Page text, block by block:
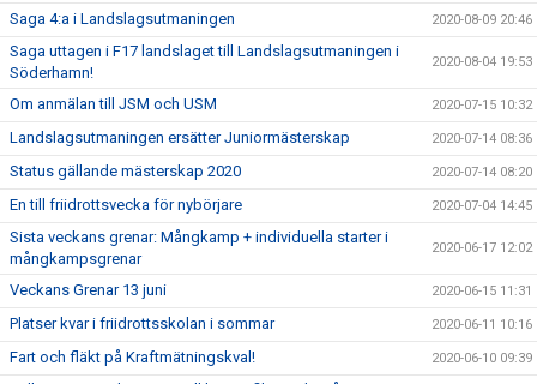
Saga 4:a i Landslagsutmaningen 2020-08-09 20:46
Saga uttagen i F17 landslaget till Landslagsutmaningen i
Söderhamn!
2020-08-04 19:53
Om anmälan till JSM och USM 2020-07-15 10:32
Landslagsutmaningen ersätter Juniormästerskap 2020-07-14 08:36
Status gällande mästerskap 2020 2020-07-14 08:20
En till friidrottsvecka för nybörjare 2020-07-04 14:45
Sista veckans grenar: Mångkamp + individuella starter i
mångkampsgrenar
2020-06-17 12:02
Veckans Grenar 13 juni 2020-06-15 11:31
Platser kvar i friidrottsskolan i sommar 2020-06-11 10:16
Fart och fläkt på Kraftmätningskval! 2020-06-10 09:39